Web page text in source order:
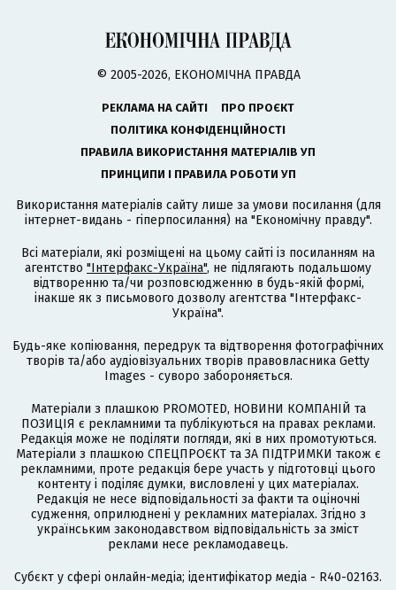
© 2005-2026, ЕКОНОМІЧНА ПРАВДА
РЕКЛАМА НА САЙТІ
ПРО ПРОЄКТ
ПОЛІТИКА КОНФІДЕНЦІЙНОСТІ
ПРАВИЛА ВИКОРИСТАННЯ МАТЕРІАЛІВ УП
ПРИНЦИПИ І ПРАВИЛА РОБОТИ УП
Використання матеріалів сайту лише за умови посилання (для
інтернет-видань - гіперпосилання) на "Економічну правду".
Всі матеріали, які розміщені на цьому сайті із посиланням на
агентство "Інтерфакс-Україна", не підлягають подальшому
відтворенню та/чи розповсюдженню в будь-якій формі,
інакше як з письмового дозволу агентства "Інтерфакс-
Україна".
Будь-яке копіювання, передрук та відтворення фотографічних
творів та/або аудіовізуальних творів правовласника Getty
Images - суворо забороняється.
Матеріали з плашкою PROMOTED, НОВИНИ КОМПАНІЙ та
ПОЗИЦІЯ є рекламними та публікуються на правах реклами.
Редакція може не поділяти погляди, які в них промотуються.
Матеріали з плашкою СПЕЦПРОЄКТ та ЗА ПІДТРИМКИ також є
рекламними, проте редакція бере участь у підготовці цього
контенту і поділяє думки, висловлені у цих матеріалах.
Редакція не несе відповідальності за факти та оціночні
судження, оприлюднені у рекламних матеріалах. Згідно з
українським законодавством відповідальність за зміст
реклами несе рекламодавець.
Cубєкт у сфері онлайн-медіа; ідентифікатор медіа - R40-02163.